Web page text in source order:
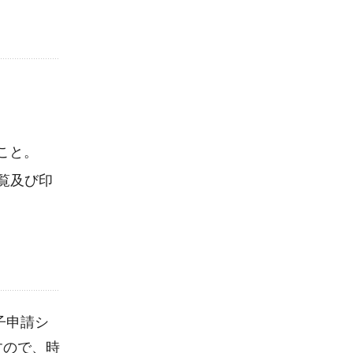
。
及び印
申請シ
で、時